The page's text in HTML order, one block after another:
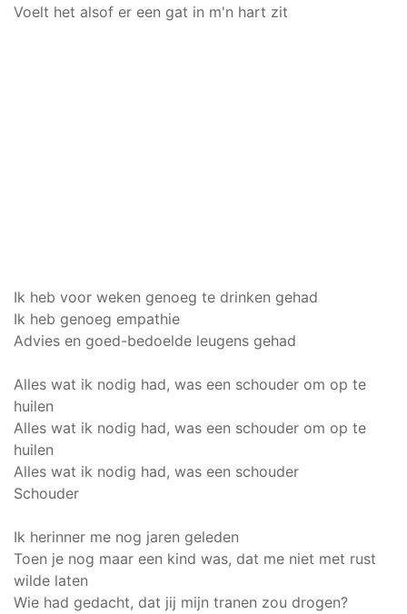
Voelt het alsof er een gat in m'n hart zit
Ik heb voor weken genoeg te drinken gehad
Ik heb genoeg empathie
Advies en goed-bedoelde leugens gehad
Alles wat ik nodig had, was een schouder om op te
huilen
Alles wat ik nodig had, was een schouder om op te
huilen
Alles wat ik nodig had, was een schouder
Schouder
Ik herinner me nog jaren geleden
Toen je nog maar een kind was, dat me niet met rust
wilde laten
Wie had gedacht, dat jij mijn tranen zou drogen?